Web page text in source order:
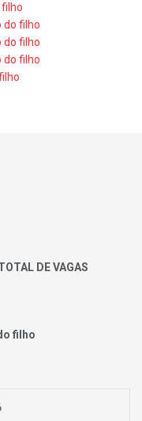
filho
do filho
do filho
do filho
DE VAGAS
filho